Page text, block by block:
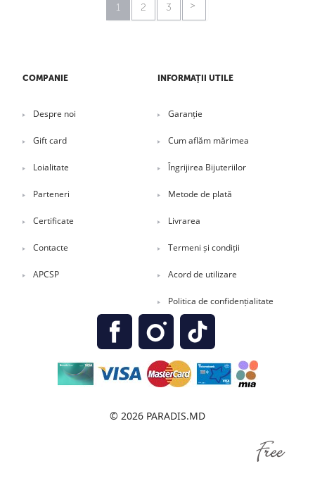
1 2 3
COMPANIE
Despre noi
Gift card
Loialitate
Parteneri
Certificate
Contacte
APCSP
INFORMAȚII UTILE
Garanție
Cum aflăm mărimea
Îngrijirea Bijuteriilor
Metode de plată
Livrarea
Termeni și condiții
Acord de utilizare
Politica de confidențialitate
© 2026 PARADIS.MD